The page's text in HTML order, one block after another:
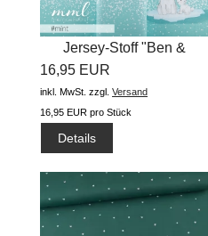
Jersey-Stoff "Ben &
Flocke...
16,95 EUR
inkl. MwSt. zzgl. Versand
16,95 EUR pro Stück
Details